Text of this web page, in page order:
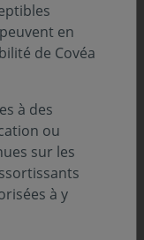
Juillet 2026
en
de Covéa
à des
ou
sur les
à y